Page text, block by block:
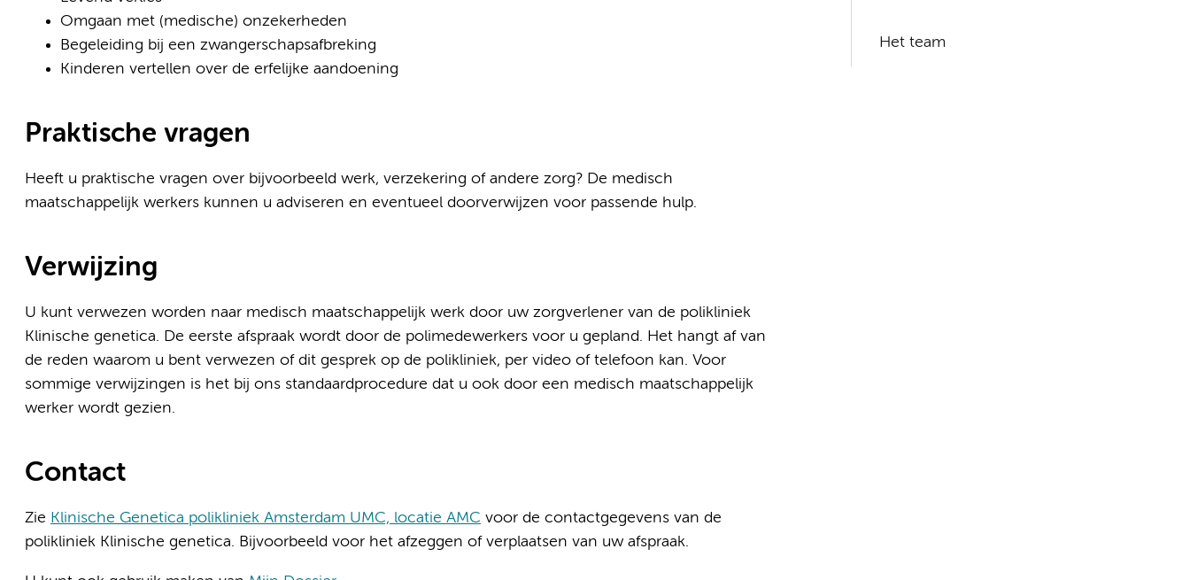
Omgaan met (medische) onzekerheden
Begeleiding bij een zwangerschapsafbreking
Kinderen vertellen over de erfelijke aandoening
Praktische vragen
Heeft u praktische vragen over bijvoorbeeld werk, verzekering of andere zorg? De medisch
maatschappelijk werkers kunnen u adviseren en eventueel doorverwijzen voor passende hulp.
Verwijzing
U kunt verwezen worden naar medisch maatschappelijk werk door uw zorgverlener van de polikliniek
Klinische genetica. De eerste afspraak wordt door de polimedewerkers voor u gepland. Het hangt af van
de reden waarom u bent verwezen of dit gesprek op de polikliniek, per video of telefoon kan. Voor
sommige verwijzingen is het bij ons standaardprocedure dat u ook door een medisch maatschappelijk
werker wordt gezien.
Contact
Zie Klinische Genetica polikliniek Amsterdam UMC, locatie AMC voor de contactgegevens van de
polikliniek Klinische genetica. Bijvoorbeeld voor het afzeggen of verplaatsen van uw afspraak.
Het team